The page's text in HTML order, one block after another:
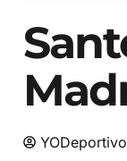
YODeportivo